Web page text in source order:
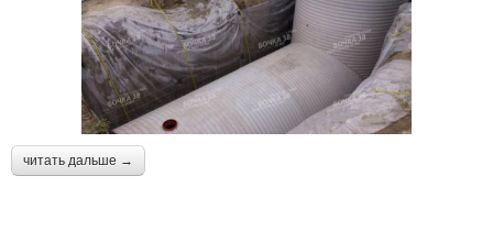
читать дальше →